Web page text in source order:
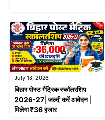
July 18, 2026
बिहार पोस्ट मैट्रिक स्कॉलरशिप
2026-27| जल्दी करें आवेदन |
मिलेगा ₹36 हजार